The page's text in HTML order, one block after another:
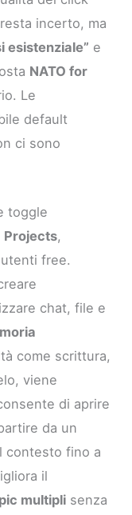
incerto, ma
esistenziale” e
NATO for
Le
default
ci sono
toggle
Projects,
free.
chat, file e
come scrittura,
viene
di aprire
da un
contesto fino a
il
multipli senza